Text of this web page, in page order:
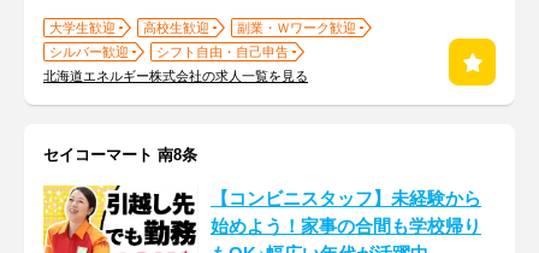
大学生歓迎 高校生歓迎
副業・Ｗワーク歓迎
シルバー歓迎
シフト自由・自己申告
北海道エネルギー株式会社の求人一覧を見る
セイコーマート 南8条
【コンビニスタッフ】未経験から
始めよう！家事の合間も学校帰り